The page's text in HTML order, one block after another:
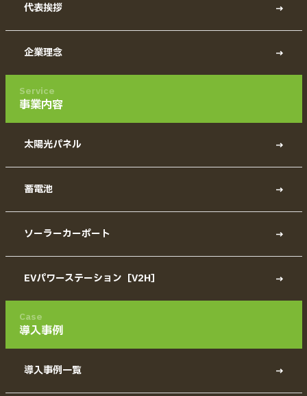
代表挨拶
企業理念
Service
事業内容
太陽光パネル
蓄電池
ソーラーカーポート
EVパワーステーション［V2H］
Case
導入事例
導入事例一覧